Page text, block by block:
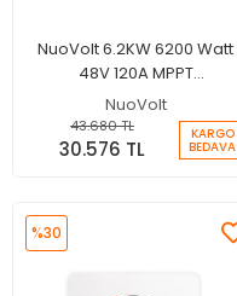
NuoVolt 6.2KW 6200 Watt
48V 120A MPPT
Paralellenebilir Off-Grid
Hibrit İnverter
NuoVolt
43.680 TL
30.576 TL
KARGO
BEDAVA
%30